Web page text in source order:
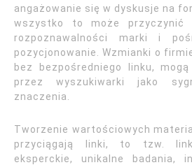
angażowanie się w dyskusje na
wszystko to może przyczynić
rozpoznawalności marki i
pozycjonowanie. Wzmianki o
bez bezpośredniego linku,
przez wyszukiwarki jako
znaczenia.
Tworzenie wartościowych
przyciągają linki, to tzw. link
eksperckie, unikalne badania,